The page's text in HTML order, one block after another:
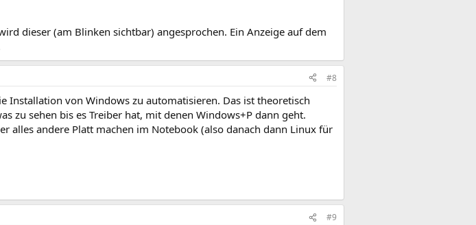
dieser (am Blinken sichtbar) angesprochen. Ein Anzeige auf dem
#8
Installation von Windows zu automatisieren. Das ist theoretisch
zu sehen bis es Treiber hat, mit denen Windows+P dann geht.
alles andere Platt machen im Notebook (also danach dann Linux für
#9